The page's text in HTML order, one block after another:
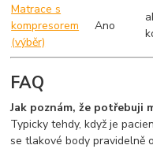
Matrace s
kompresorem
(výběr)
Ano
FAQ
Jak poznám, že potřebuji
Typicky tehdy, když je
se tlakové body pravidelně